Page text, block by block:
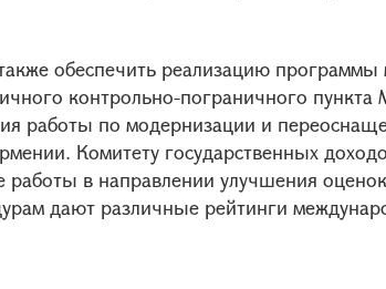
обеспечить реализацию
контрольно-пограничного
работы по модернизации и
Комитету государственных
работы в направлении улучшения
дают различные рейтинги